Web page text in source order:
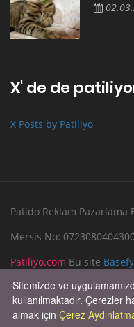
X' de de
X Posts by Patiliyo
Patido Reklam Pazarlama
Mersis No:
Patiliyo.com Bu site Basefy
Sitemizde ve
kullanılmaktadır. Çerezler
almak için Çerez